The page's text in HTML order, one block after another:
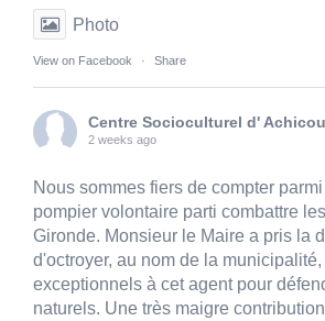
Photo
View on Facebook · Share
Centre Socioculturel d'
2 weeks ago
Nous sommes fiers de compter
pompier volontaire parti combattre
Gironde. Monsieur le Maire a pris la
d'octroyer, au nom de la
exceptionnels à cet agent pour
naturels. Une très maigre